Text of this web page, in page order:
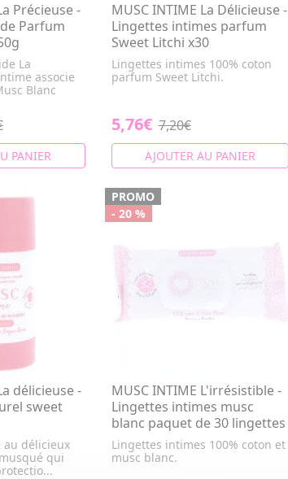
Précieuse -
Parfum
La
associe
Blanc
PANIER
MUSC INTIME La Délicieuse -
Lingettes intimes parfum
Sweet Litchi x30
Lingettes intimes 100% coton
parfum Sweet Litchi.
5,76€ 7,20€
AJOUTER AU PANIER
délicieuse -
sweet
au délicieux
qui
PROMO
- 20 %
MUSC INTIME L'irrésistible -
Lingettes intimes musc
blanc paquet de 30 lingettes
Lingettes intimes 100% coton et
musc blanc.